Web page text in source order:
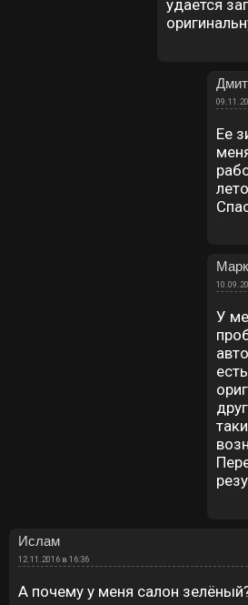
удается
Ее
Марк
У
Ислам
12.11.2016 в 16:36
А почему у меня салон